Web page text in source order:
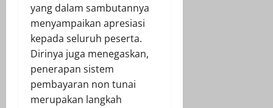
yang dalam sambutannya
menyampaikan apresiasi
kepada seluruh peserta.
Dirinya juga menegaskan,
penerapan sistem
pembayaran non tunai
merupakan langkah